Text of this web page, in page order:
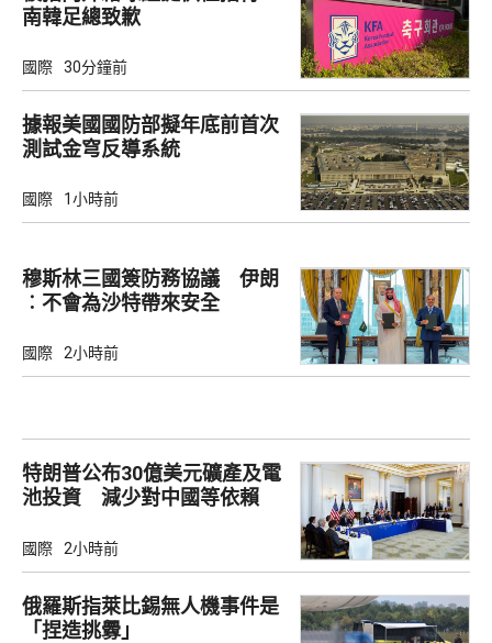
南韓足總致歉
國際 30分鐘前
據報美國國防部擬年底前首次
測試金穹反導系統
國際 1小時前
穆斯林三國簽防務協議 伊朗
︰不會為沙特帶來安全
國際 2小時前
特朗普公布30億美元礦產及電
池投資 減少對中國等依賴
國際 2小時前
俄羅斯指萊比錫無人機事件是
「捏造挑釁」